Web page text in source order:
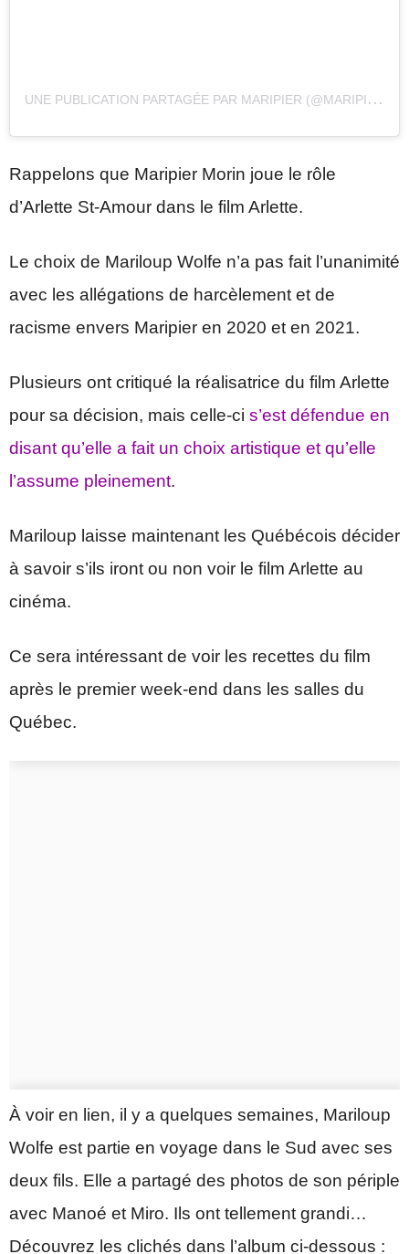
U
NE PUBLICATION PARTAGÉE PAR MARIPIER (@MARIPIERMORIN)
Rappelons que Maripier Morin joue le rôle
d’Arlette St-Amour dans le film Arlette.
Le choix de Mariloup Wolfe n’a pas fait l’unanimité
avec les allégations de harcèlement et de
racisme envers Maripier en 2020 et en 2021.
Plusieurs ont critiqué la réalisatrice du film Arlette
pour sa décision, mais celle-ci s’est défendue en
disant qu’elle a fait un choix artistique et qu’elle
l’assume pleinement.
Mariloup laisse maintenant les Québécois décider
à savoir s’ils iront ou non voir le film Arlette au
cinéma.
Ce sera intéressant de voir les recettes du film
après le premier week-end dans les salles du
Québec.
À voir en lien, il y a quelques semaines, Mariloup
Wolfe est partie en voyage dans le Sud avec ses
deux fils. Elle a partagé des photos de son périple
avec Manoé et Miro. Ils ont tellement grandi…
Découvrez les clichés dans l’album ci-dessous :